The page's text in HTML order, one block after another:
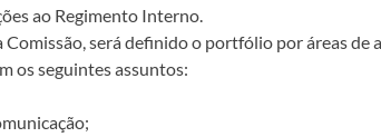
ao Regimento Interno.
Comissão, será definido o portfólio por áreas de
os seguintes assuntos: